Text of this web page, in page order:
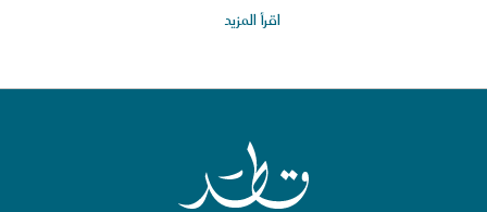
اقرأ المزيد
الصفحة الرئيسية لقطر للسياحة